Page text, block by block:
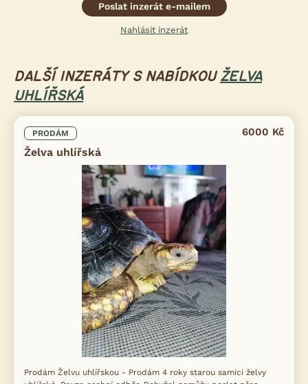
Poslat inzerát e-mailem
Nahlásit inzerát
DALŠÍ INZERÁTY S NABÍDKOU ŽELVA
UHLÍŘSKÁ
PRODÁM
Želva uhlířská
6000 Kč
Prodám Želvu uhlířskou - Prodám 4 roky starou samici želvy